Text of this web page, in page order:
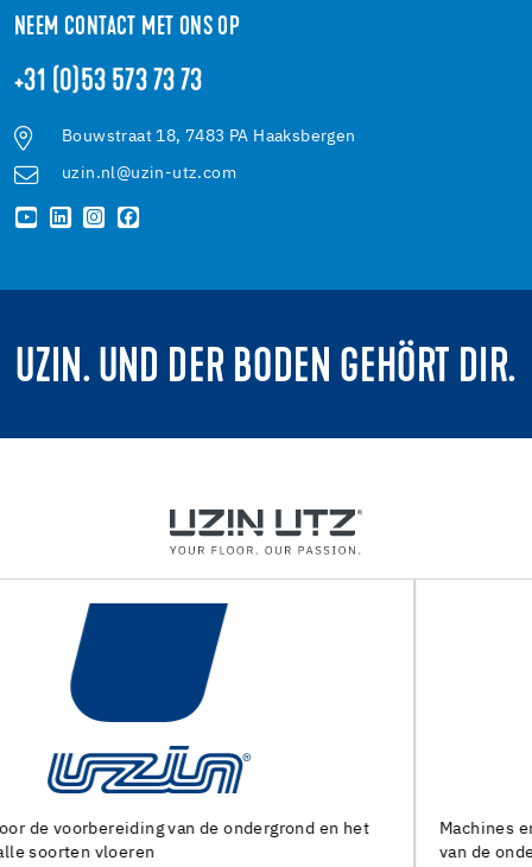
NEEM CONTACT MET ONS OP
+31 (0)53 573 73 73
Bouwstraat 18, 7483 PA Haaksbergen
uzin.nl@uzin-utz.com
UZIN. UND DER BODEN GEHÖRT DIR.
Machines en speciaal gereedschap voor de voorbereiding
van de ondergrond en het leggen van alle soorten